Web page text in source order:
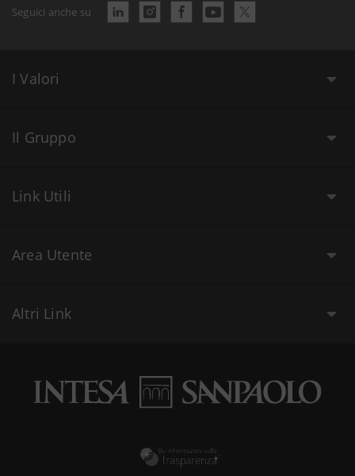
Seguici anche su
I Valori
Il Gruppo
Link Utili
Area Utente
Altri Link